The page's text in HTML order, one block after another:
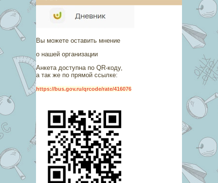
Вы можете оставить мнение
о нашей организации
Анкета доступна по QR-коду,
а так же по прямой ссылке:
https://bus.gov.ru/qrcode/rate/416076